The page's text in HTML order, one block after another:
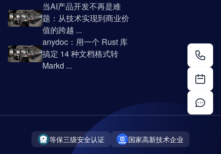
当AI产品开发不再是难
题：从技术实现到商业价
值的跨越 ...
anydoc：用一个 Rust 库
搞定 14 种文档格式转
Markd ...
等保三级安全认证 国家高新技术企业